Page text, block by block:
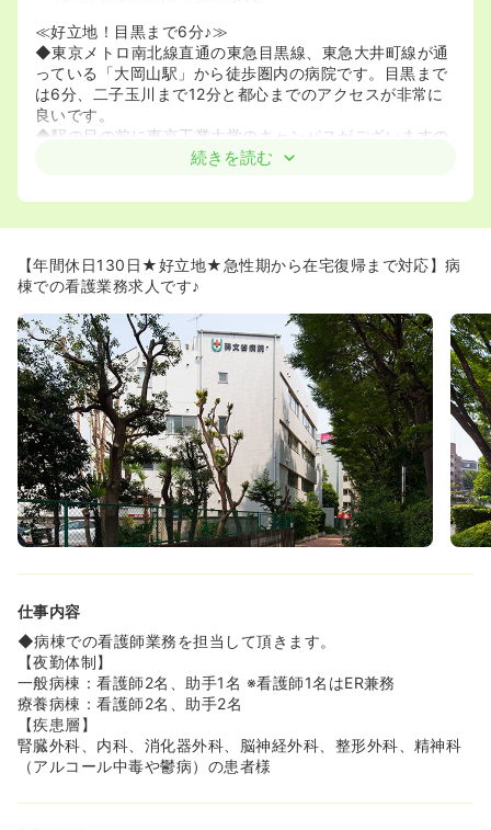
≪好立地！目黒まで6分♪≫
◆東京メトロ南北線直通の東急目黒線、東急大井町線が通
っている「大岡山駅」から徒歩圏内の病院です。目黒まで
は6分、二子玉川まで12分と都心までのアクセスが非常に
良いです。
◆駅の目の前に東京工業大学のキャンパスがございますの
で、スーパーや飲食店などのお店も多数あります。お一人
す。お休みも多いのでメリハリのきいた働き方が可能で
す。
希望の方に関しては、曜日の固定休みなども可能です！
続きを読む
【年間休日130日★好立地★急性期から在宅復帰まで対応】病
棟での看護業務求人です♪
仕事内容
◆病棟での看護師業務を担当して頂きます。
【夜勤体制】
一般病棟：看護師2名、助手1名 ※看護師1名はER兼務
療養病棟：看護師2名、助手2名
【疾患層】
腎臓外科、内科、消化器外科、脳神経外科、整形外科、精神科
（アルコール中毒や鬱病）の患者様